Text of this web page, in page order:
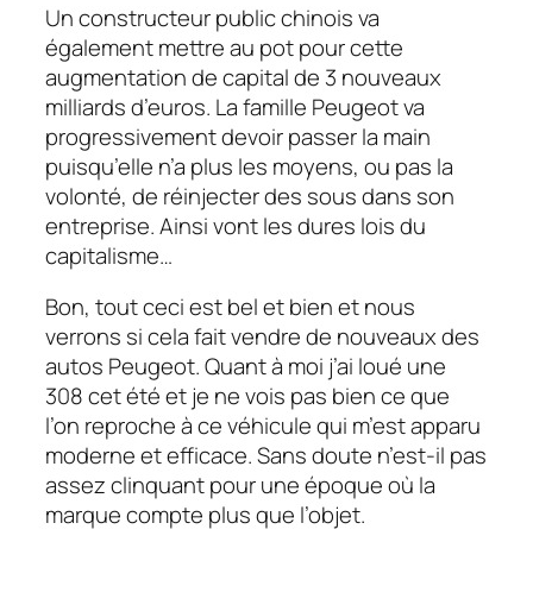
Un constructeur public chinois va
également mettre au pot pour cette
augmentation de capital de 3 nouveaux
milliards d’euros. La famille Peugeot va
progressivement devoir passer la main
puisqu’elle n’a plus les moyens, ou pas la
volonté, de réinjecter des sous dans son
entreprise. Ainsi vont les dures lois du
capitalisme…
Bon, tout ceci est bel et bien et nous
verrons si cela fait vendre de nouveaux des
autos Peugeot. Quant à moi j’ai loué une
308 cet été et je ne vois pas bien ce que
l’on reproche à ce véhicule qui m’est apparu
moderne et efficace. Sans doute n’est-il pas
assez clinquant pour une époque où la
marque compte plus que l’objet.